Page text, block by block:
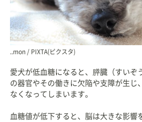
..mon / PIXTA(ピクスタ)
愛犬が低血糖になると、膵臓（すいぞ
の器官やその働きに欠陥や支障が生じ
なくなってしまいます。
血糖値が低下すると、脳は大きな影響